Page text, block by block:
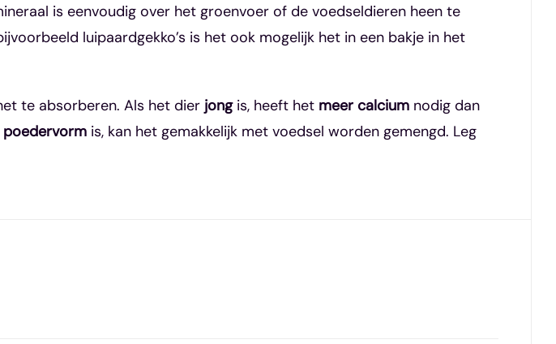
is eenvoudig over het groenvoer of de voedseldieren heen te
luipaardgekko’s is het ook mogelijk het in een bakje in het
te absorberen. Als het dier jongis, heeft het meer calciumnodig dan
poedervormis, kan het gemakkelijk met voedsel worden gemengd. Leg